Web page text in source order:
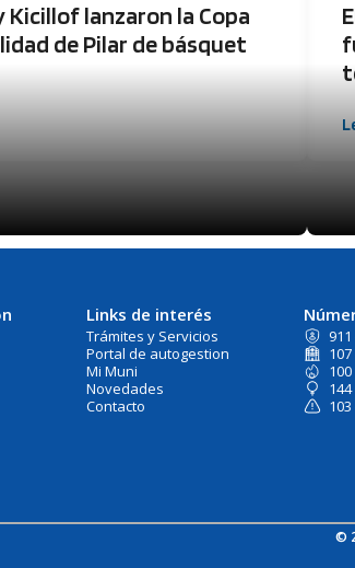
Kicillof lanzaron la Copa
de Pilar de básquet
Links de interés
Trámites y Servicios
Portal de autogestion
Mi Muni
Novedades
Contacto
©